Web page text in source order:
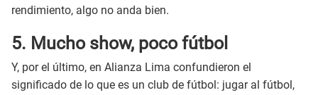
rendimiento, algo no anda bien.
5. Mucho show, poco fútbol
Y, por el último, en Alianza Lima confundieron el
significado de lo que es un club de fútbol: jugar al fútbol,